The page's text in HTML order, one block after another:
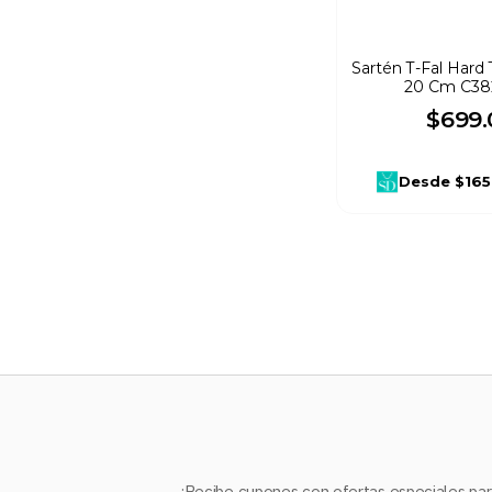
Sartén T-Fal
20 Cm
$699.
Desde